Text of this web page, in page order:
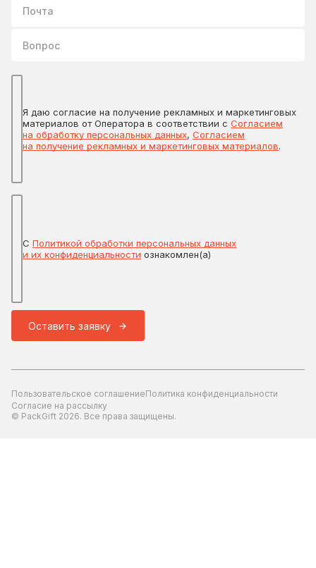
Я даю согласие на получение рекламных и маркетинговых
материалов от Оператора в соответствии с Согласием
на обработку персональных данных, Согласием
на получение рекламных и маркетинговых материалов.
С Политикой обработки персональных данных
и их конфиденциальности ознакомлен(а)
Оставить заявку
Пользовательское соглашениеПолитика конфиденциальности
Согласие на рассылку
© PackGift 2026. Все права защищены.